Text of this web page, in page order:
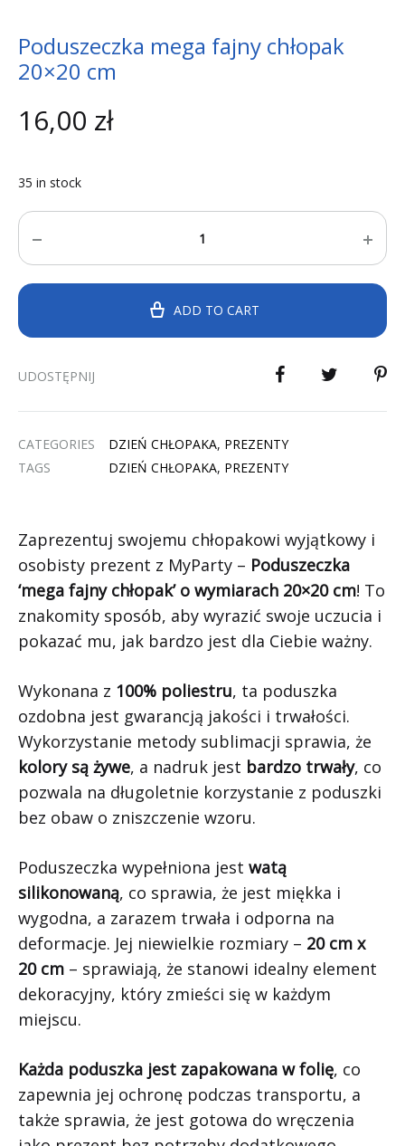
Poduszeczka mega fajny chłopak
20×20 cm
16,00 zł
35 in stock
Quantity
ADD TO CART
UDOSTĘPNIJ
CATEGORIES DZIEŃ CHŁOPAKA, PREZENTY
TAGS
DZIEŃ CHŁOPAKA, PREZENTY
Zaprezentuj swojemu chłopakowi wyjątkowy i
osobisty prezent z MyParty – Poduszeczka
‘mega fajny chłopak’ o wymiarach 20×20 cm! To
znakomity sposób, aby wyrazić swoje uczucia i
pokazać mu, jak bardzo jest dla Ciebie ważny.
Wykonana z 100% poliestru, ta poduszka
ozdobna jest gwarancją jakości i trwałości.
Wykorzystanie metody sublimacji sprawia, że
kolory są żywe, a nadruk jest bardzo trwały, co
pozwala na długoletnie korzystanie z poduszki
bez obaw o zniszczenie wzoru.
Poduszeczka wypełniona jest watą
silikonowaną, co sprawia, że jest miękka i
wygodna, a zarazem trwała i odporna na
deformacje. Jej niewielkie rozmiary – 20 cm x
20 cm – sprawiają, że stanowi idealny element
dekoracyjny, który zmieści się w każdym
miejscu.
Każda poduszka jest zapakowana w folię, co
zapewnia jej ochronę podczas transportu, a
także sprawia, że jest gotowa do wręczenia